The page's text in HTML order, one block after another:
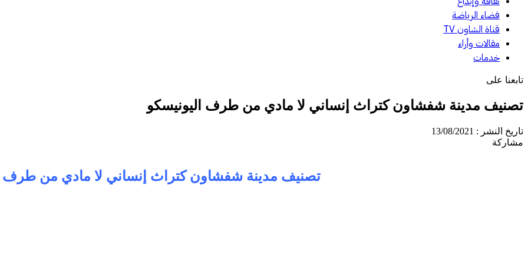
فضاء الرياضة
قناة الشاون TV
مقالات وأراء
خدمات
تابعنا على
تصنيف مدينة شفشاون كتراث إنساني لا مادي من طرف اليونيسكو
تاريخ النشر : 13/08/2021
مشاركة
تصنيف مدينة شفشاون كتراث إنساني لا مادي من طرف